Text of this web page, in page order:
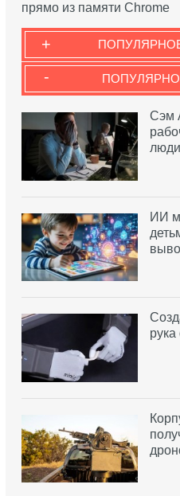
прямо из памяти Chrome
+
-
Сэм
ИИ